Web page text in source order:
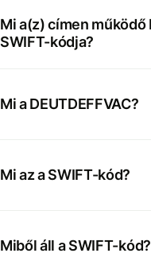
Mi a(z) címen működő DEUTSCHE BANK AG
SWIFT-kódja?
Mi a DEUTDEFFVAC?
Mi az a SWIFT-kód?
Miből áll a SWIFT-kód?